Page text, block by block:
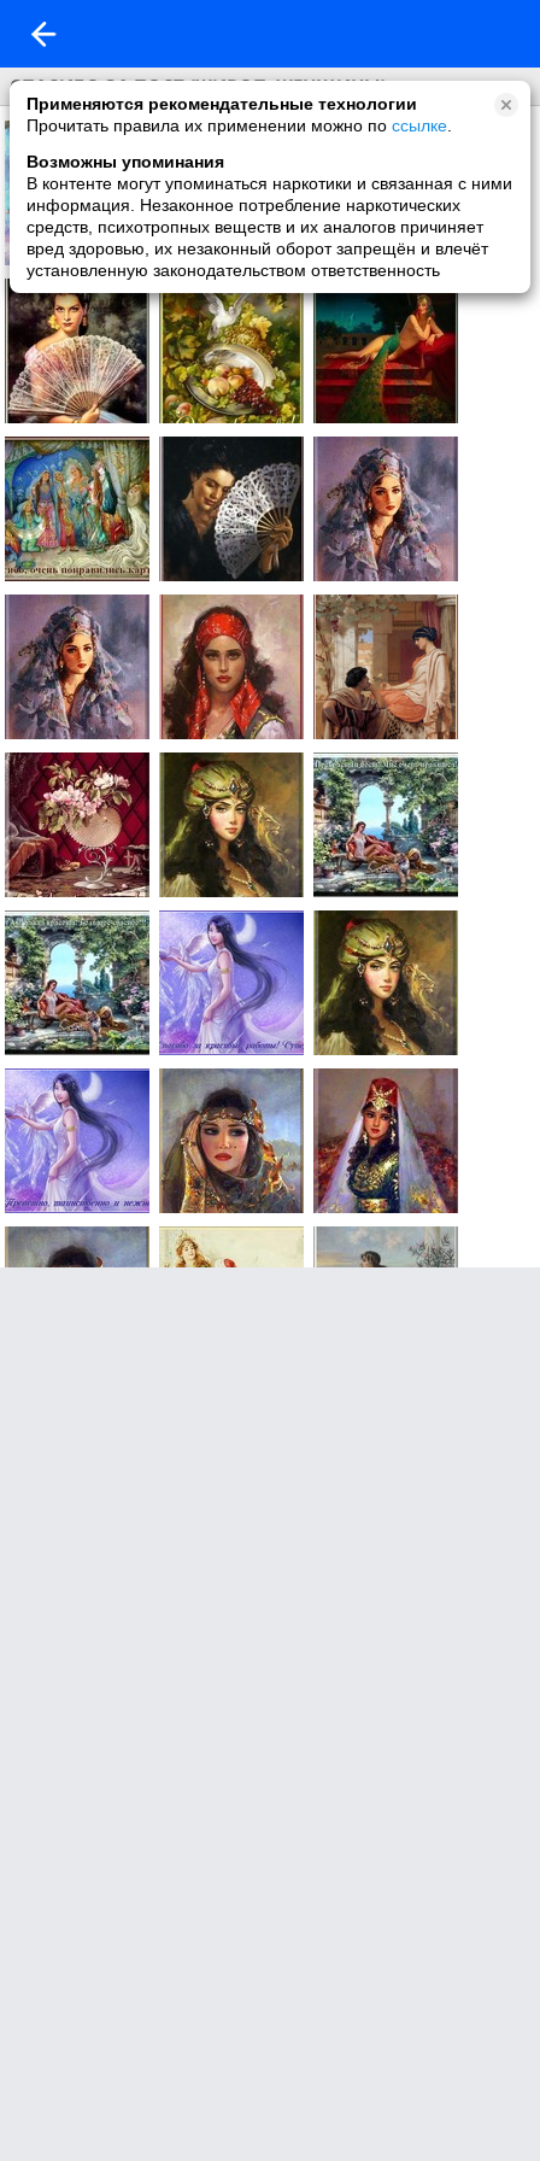
Применяются рекомендательные технологии
Прочитать правила их применении можно по ссылке
Возможны упоминания
В контенте могут упоминаться наркотики и связанная с ними
информация. Незаконное потребление наркотических
средств, психотропных веществ и их аналогов причиняет
вред здоровью, их незаконный оборот запрещён и влечёт
установленную законодательством ответственность
СПАСИБО ЗА ПОСТ (ЖИВОП. ЖЕНЩИНЫ)